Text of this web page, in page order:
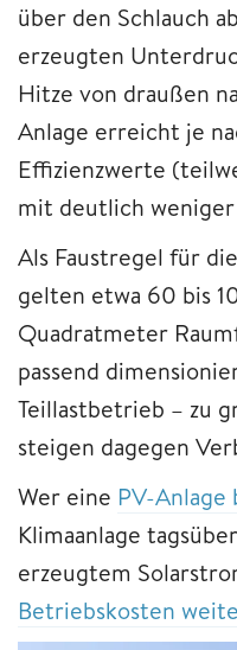
über den Schlauch
erzeugten
Hitze von draußen
Anlage erreicht je
Effizienzwerte
mit deutlich
Als Faustregel für
gelten etwa 60 bis
Quadratmeter
passend
Teillastbetrieb – zu
steigen dagegen
Wer eine PV-Anlage
Klimaanlage
erzeugtem
Betriebskosten